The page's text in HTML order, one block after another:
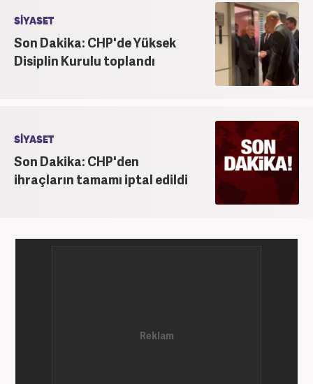
Kariyerine, Haber7'de "editör" olarak devam ediyor.
SİYASET
Son Dakika: CHP'de Yüksek
Disiplin Kurulu toplandı
SİYASET
Son Dakika: CHP'den
ihraçların tamamı iptal edildi